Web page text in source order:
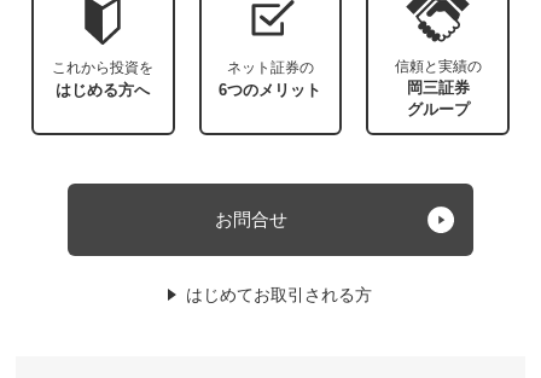
これから投資を
はじめる方へ
ネット証券の
6つのメリット
信頼と実績の
岡三証券
グループ
お問合せ
はじめてお取引される方